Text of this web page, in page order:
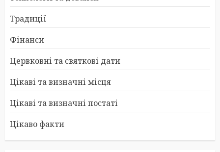
Традиції
Фінанси
Цервковні та святкові дати
Цікаві та визначні місця
Цікаві та визначні постаті
Цікаво факти